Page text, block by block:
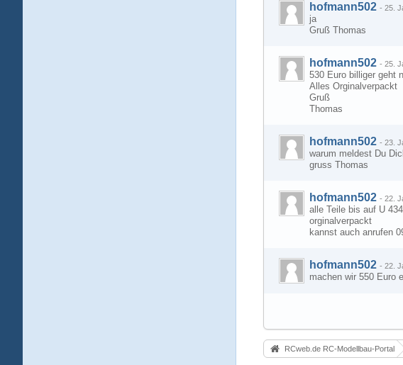
hofmann502 - 25.
ja
Gruß Thomas
hofmann502 - 25.
530 Euro billiger geht
Alles Orginalverpackt
Gruß
Thomas
hofmann502 - 23.
warum meldest Du
gruss Thomas
hofmann502 - 22.
alle Teile bis auf U
orginalverpackt
kannst auch anrufen
hofmann502 - 22.
machen wir 550 Euro
RCweb.de RC-Modellbau-Portal